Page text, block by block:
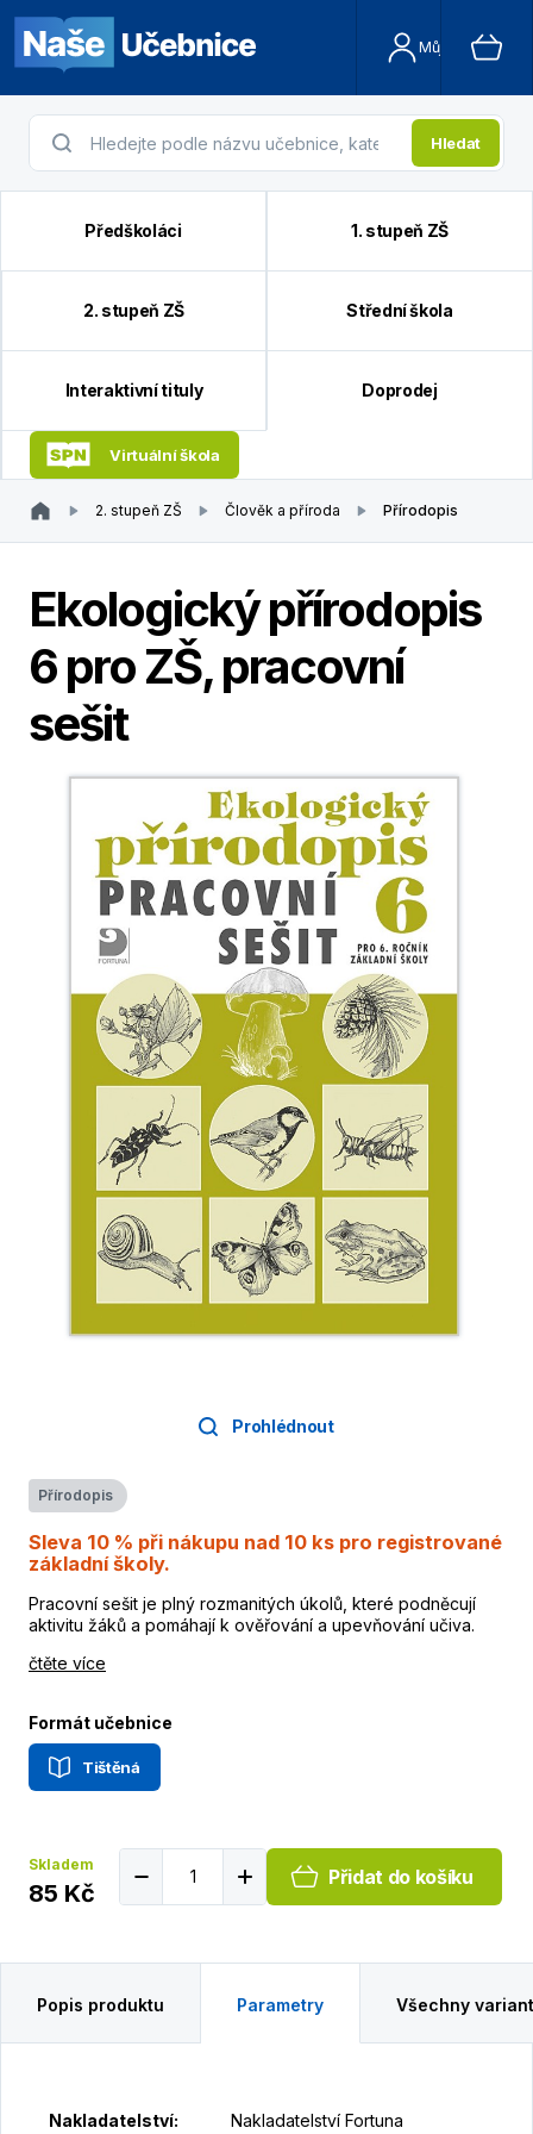
Můj účet
Hledat
Předškoláci 1. stupeň ZŠ
2. stupeň ZŠ Střední škola
Interaktivní tituly Doprodej
Virtuální škola
2. stupeň ZŠ Člověk a příroda Přírodopis
Ekologický přírodopis
6 pro ZŠ, pracovní
sešit
Prohlédnout
Přírodopis
Sleva 10 % při nákupu nad 10 ks pro registrované
základní školy.
Pracovní sešit je plný rozmanitých úkolů, které podněcují
aktivitu žáků a pomáhají k ověřování a upevňování učiva.
čtěte více
Formát učebnice
Tištěná
Skladem
85 Kč
Přidat do košíku
Popis produktu Parametry Všechny
Nakladatelství: Nakladatelství Fortuna